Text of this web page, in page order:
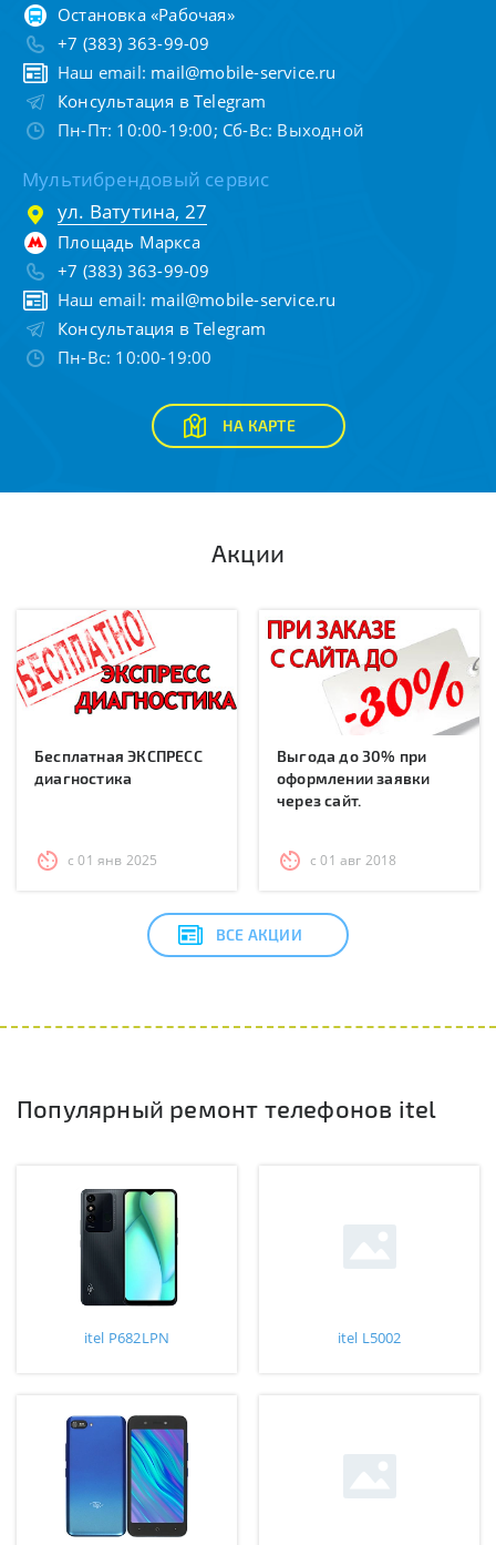
Остановка «Рабочая»
+7 (383) 363-99-09
Наш email: mail@mobile-service.ru
Консультация в Telegram
Пн-Пт: 10:00-19:00; Сб-Вс: Выходной
Мультибрендовый сервис
ул. Ватутина, 27
Площадь Маркса
+7 (383) 363-99-09
Наш email: mail@mobile-service.ru
Консультация в Telegram
Пн-Вс: 10:00-19:00
НА КАРТЕ
Акции
Бесплатная ЭКСПРЕСС
диагностика
с 01 янв 2025
Выгода до 30% при
оформлении заявки
через сайт.
с 01 авг 2018
ВСЕ АКЦИИ
Популярный ремонт телефонов itel
itel P682LPN itel L5002